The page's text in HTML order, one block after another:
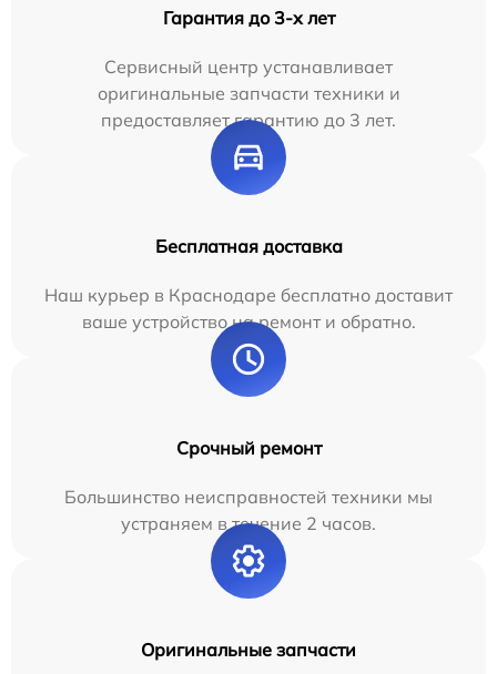
Гарантия до 3-х лет
Сервисный центр устанавливает
оригинальные запчасти техники и
предоставляет гарантию до 3 лет.
Бесплатная доставка
Наш курьер в Краснодаре бесплатно доставит
ваше устройство на ремонт и обратно.
Срочный ремонт
Большинство неисправностей техники мы
устраняем в течение 2 часов.
Оригинальные запчасти